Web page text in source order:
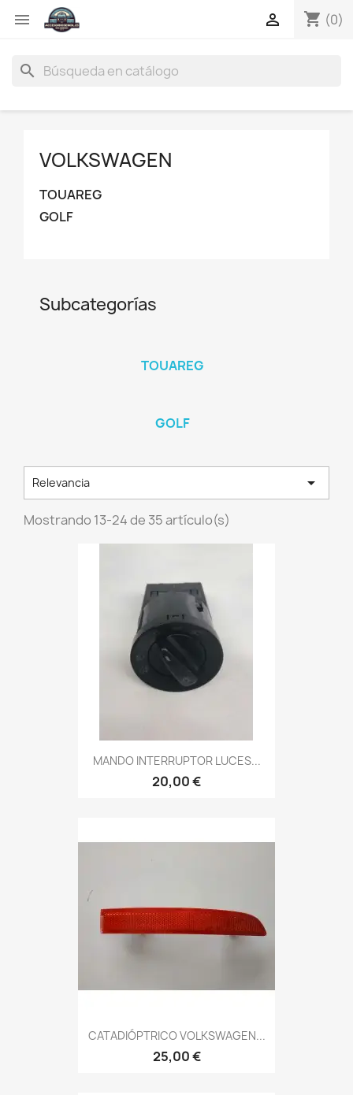
 shopping_cart (0)

search
VOLKSWAGEN
TOUAREG
GOLF
Subcategorías
TOUAREG
GOLF
Relevancia 
Mostrando 13-24 de 35 artículo(s)
MANDO INTERRUPTOR LUCES...
20,00 €
CATADIÓPTRICO VOLKSWAGEN...
25,00 €